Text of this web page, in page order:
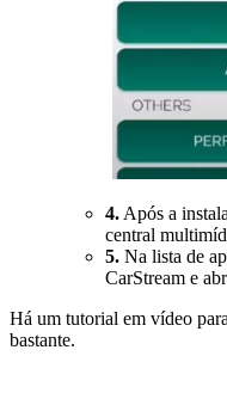
4. Após a
central
5. Na lista de
CarStream e
Há um tutorial em vídeo
bastante.